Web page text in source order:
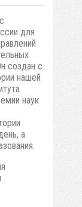
для
создан с
нашей
наук
а